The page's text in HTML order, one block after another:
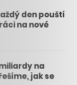
den pouští
na nové
na
jak se